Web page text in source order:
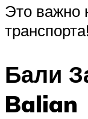
Это важно
транспорта!
Бали
Balian